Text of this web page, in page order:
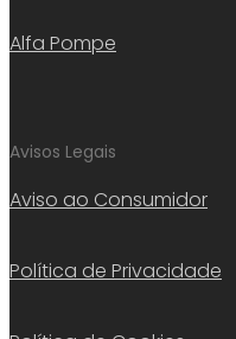
Alfa Pompe
Avisos Legais
Aviso ao Consumidor
Política de Privacidade